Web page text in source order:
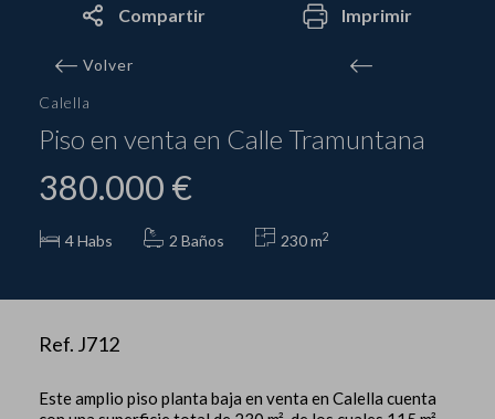
Compartir Imprimir
Volver
Calella
Piso en venta en Calle Tramuntana
380.000 €
4Habs 2 Baños 230 m2
Ref. J712
Este amplio piso planta baja en venta en Calella cuenta